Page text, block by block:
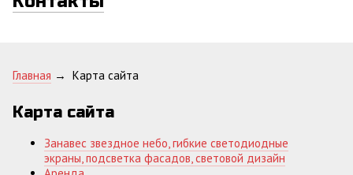
Главная → Карта сайта
Карта сайта
Занавес звездное небо, гибкие светодиодные
экраны, подсветка фасадов, световой дизайн